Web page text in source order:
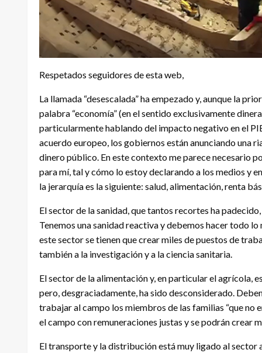
Respetados seguidores de esta web,
La llamada “desescalada” ha empezado y, aunque la
palabra “economía” (en el sentido exclusivamente
particularmente hablando del impacto negativo en el
acuerdo europeo, los gobiernos están anunciando una
dinero público. En este contexto me parece necesario
para mí, tal y cómo lo estoy declarando a los medios y
la jerarquía es la siguiente: salud, alimentación, renta
El sector de la sanidad, que tantos recortes ha
Tenemos una sanidad reactiva y debemos hacer todo
este sector se tienen que crear miles de puestos de
también a la investigación y a la ciencia sanitaria.
El sector de la alimentación y, en particular el agrícola,
pero, desgraciadamente, ha sido desconsiderado.
trabajar al campo los miembros de las familias “que no
el campo con remuneraciones justas y se podrán crear
El transporte y la distribución está muy ligado al